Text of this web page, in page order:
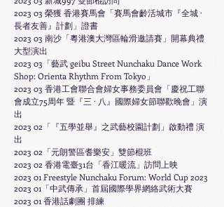
2023 03 榮獲 香港賽馬會「賽馬會齡活城市『全城 ·
長者友善』計劃」證書
2023 03 南沙「粵港澳大灣區輪滑邀請賽」開幕典禮
大型演出
2023 03「藝武 geibu Street Nunchaku Dance Work
Shop: Orienta Rhythm From Tokyo」
2023 03 香港工會聯合會婦女事務委員會「慶祝工聯
會成立75周年 暨『三 · 八』國際婦女節聯歡晚會」演
出
2023 02「『五學並舉』之武藝校園計劃」啟動禮 演
出
2023 02「元朗警區耆樂安」雙節棍班
2023 02 香港電臺31台「香江暖流」訪問上映
2023 01 Freestyle Nunchaku Forum: World Cup 2023
2023 01「中武傳承」首屆國際學界網絡武術大賽
2023 01 香港話劇團 排練